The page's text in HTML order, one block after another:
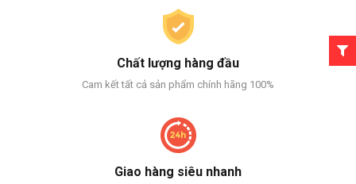
Chất lượng hàng đầu
Cam kết tất cả sản phẩm chính hãng 100%
Giao hàng siêu nhanh